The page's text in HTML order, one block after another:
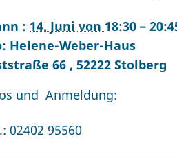
: 14. Juni von 18:30 –
Helene-Weber-Haus
66 , 52222 Stolberg
und Anmeldung:
02402 95560